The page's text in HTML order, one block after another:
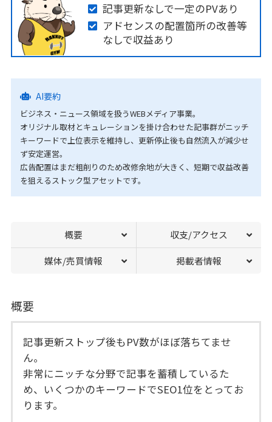
記事更新なしで一定のPVあり
アドセンスの配置箇所の改善等
なしで収益あり
AI要約
ビジネス・ニュース領域を扱うWEBメディア事業。
オリジナル取材とキュレーションを掛け合わせた記事群がニッチ
キーワードで上位表示を維持し、更新停止後も自然流入が減少せ
ず安定運営。
広告配置はまだ粗削りのため改修余地が大きく、短期で収益改善
を狙えるストック型アセットです。
概要 収支/アクセス
媒体/売買情報 掲載者情報
概要
記事更新ストップ後もPV数がほぼ落ちてませ
ん。
非常にニッチな分野で記事を蓄積しているた
め、いくつかのキーワードでSEO1位をとってお
ります。